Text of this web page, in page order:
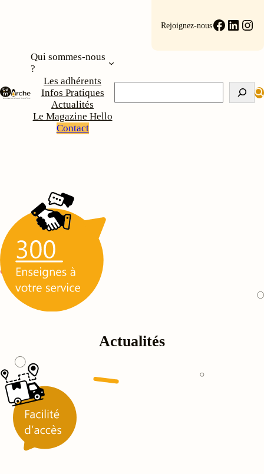
Rejoignez-nous
Qui sommes-nous
?
Les adhérents
Infos Pratiques
Actualités
Le Magazine Hello
Contact
Actualités